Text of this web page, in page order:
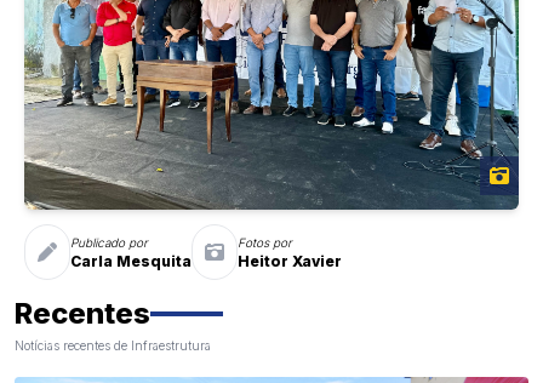
Publicado por
Carla Mesquita
Fotos por
Heitor Xavier
Recentes
Notícias recentes de Infraestrutura